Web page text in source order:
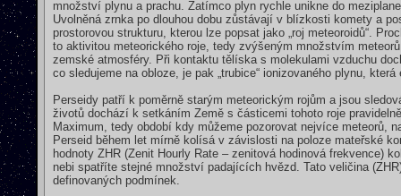
množství plynu a prachu. Zatímco plyn rychle unikne do
Uvolněná zrnka po dlouhou dobu zůstávají v blízkosti komety a
prostorovou strukturu, kterou lze popsat jako „roj meteoroidů“.
to aktivitou meteorického roje, tedy zvýšeným množstvím
zemské atmosféry. Při kontaktu tělíska s molekulami vzduchu
co sledujeme na obloze, je pak „trubice“ ionizovaného plynu,
Perseidy patří k poměrně starým meteorickým rojům a jsou
životů dochází k setkáním Země s částicemi tohoto roje
Maximum, tedy období kdy můžeme pozorovat nejvíce meteorů,
Perseid během let mírně kolísá v závislosti na poloze mateřské
hodnoty ZHR (Zenit Hourly Rate – zenitová hodinová frekvence)
nebi spatříte stejné množství padajících hvězd. Tato veličina
definovaných podmínek.